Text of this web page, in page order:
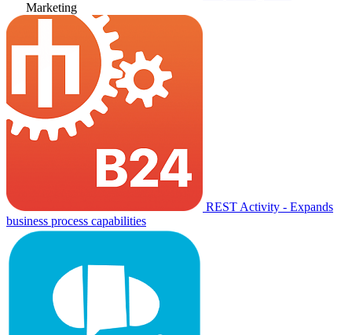
Marketing
REST Activity - Expands
business process capabilities